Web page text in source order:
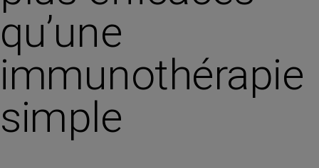
qu’une
immunothérapie
simple